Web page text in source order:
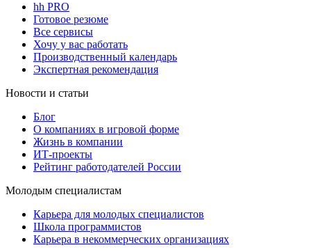
hh PRO
Готовое резюме
Все сервисы
Хочу у вас работать
Производственный календарь
Экспертная рекомендация
Новости и статьи
Блог
О компаниях в игровой форме
Жизнь в компании
ИТ-проекты
Рейтинг работодателей России
Молодым специалистам
Карьера для молодых специалистов
Школа программистов
Карьера в некоммерческих организациях